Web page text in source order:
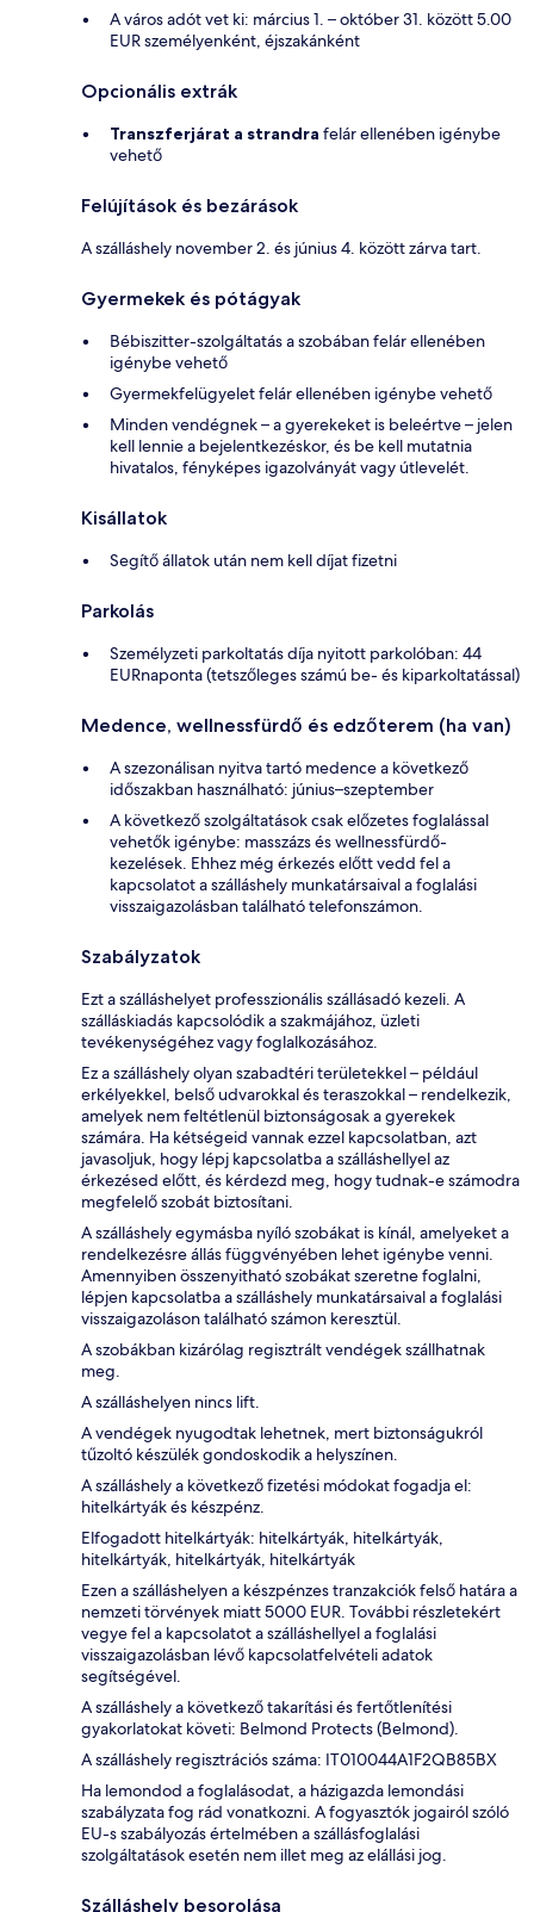
A város adót vet ki: március 1. – október 31. között 5.00
EUR személyenként, éjszakánként
Opcionális extrák
Transzferjárat a strandra felár ellenében igénybe
vehető
Felújítások és bezárások
A szálláshely november 2. és június 4. között zárva tart.
Gyermekek és pótágyak
Bébiszitter-szolgáltatás a szobában felár ellenében
igénybe vehető
Gyermekfelügyelet felár ellenében igénybe vehető
Minden vendégnek – a gyerekeket is beleértve – jelen
kell lennie a bejelentkezéskor, és be kell mutatnia
hivatalos, fényképes igazolványát vagy útlevelét.
Kisállatok
Segítő állatok után nem kell díjat fizetni
Parkolás
Személyzeti parkoltatás díja nyitott parkolóban: 44
EURnaponta (tetszőleges számú be- és kiparkoltatással)
Medence, wellnessfürdő és edzőterem (ha van)
A szezonálisan nyitva tartó medence a következő
időszakban használható: június–szeptember
A következő szolgáltatások csak előzetes foglalással
vehetők igénybe: masszázs és wellnessfürdő-
kezelések. Ehhez még érkezés előtt vedd fel a
kapcsolatot a szálláshely munkatársaival a foglalási
visszaigazolásban található telefonszámon.
Szabályzatok
Ezt a szálláshelyet professzionális szállásadó kezeli. A
szálláskiadás kapcsolódik a szakmájához, üzleti
tevékenységéhez vagy foglalkozásához.
Ez a szálláshely olyan szabadtéri területekkel – például
erkélyekkel, belső udvarokkal és teraszokkal – rendelkezik,
amelyek nem feltétlenül biztonságosak a gyerekek
számára. Ha kétségeid vannak ezzel kapcsolatban, azt
javasoljuk, hogy lépj kapcsolatba a szálláshellyel az
érkezésed előtt, és kérdezd meg, hogy tudnak-e számodra
megfelelő szobát biztosítani.
A szálláshely egymásba nyíló szobákat is kínál, amelyeket a
rendelkezésre állás függvényében lehet igénybe venni.
Amennyiben összenyitható szobákat szeretne foglalni,
lépjen kapcsolatba a szálláshely munkatársaival a foglalási
visszaigazoláson található számon keresztül.
A szobákban kizárólag regisztrált vendégek szállhatnak
meg.
A szálláshelyen nincs lift.
A vendégek nyugodtak lehetnek, mert biztonságukról
tűzoltó készülék gondoskodik a helyszínen.
A szálláshely a következő fizetési módokat fogadja el:
hitelkártyák és készpénz.
Elfogadott hitelkártyák: hitelkártyák, hitelkártyák,
hitelkártyák, hitelkártyák, hitelkártyák
Ezen a szálláshelyen a készpénzes tranzakciók felső határa a
nemzeti törvények miatt 5000 EUR. További részletekért
vegye fel a kapcsolatot a szálláshellyel a foglalási
visszaigazolásban lévő kapcsolatfelvételi adatok
segítségével.
A szálláshely a következő takarítási és fertőtlenítési
gyakorlatokat követi: Belmond Protects (Belmond).
A szálláshely regisztrációs száma: IT010044A1F2QB85BX
Ha lemondod a foglalásodat, a házigazda lemondási
szabályzata fog rád vonatkozni. A fogyasztók jogairól szóló
EU-s szabályozás értelmében a szállásfoglalási
szolgáltatások esetén nem illet meg az elállási jog.
Szálláshely besorolása